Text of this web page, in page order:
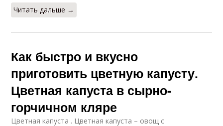
Читать дальше →
Как быстро и вкусно
приготовить цветную капусту.
Цветная капуста в сырно-
горчичном кляре
Цветная капуста . Цветная капуста – овощ с